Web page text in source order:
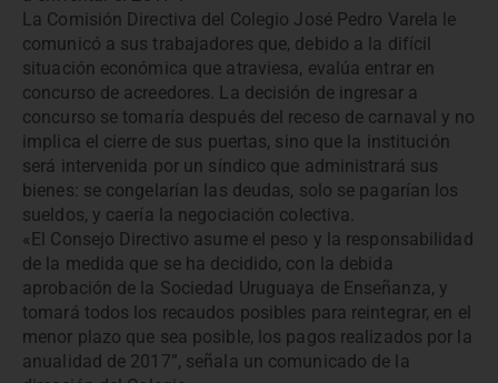
La Comisión Directiva del Colegio José Pedro Varela le
comunicó a sus trabajadores que, debido a la difícil
situación económica que atraviesa, evalúa entrar en
concurso de acreedores. La decisión de ingresar a
concurso se tomaría después del receso de carnaval y no
implica el cierre de sus puertas, sino que la institución
será intervenida por un síndico que administrará sus
bienes: se congelarían las deudas, solo se pagarían los
sueldos, y caería la negociación colectiva.
«El Consejo Directivo asume el peso y la responsabilidad
de la medida que se ha decidido, con la debida
aprobación de la Sociedad Uruguaya de Enseñanza, y
tomará todos los recaudos posibles para reintegrar, en el
menor plazo que sea posible, los pagos realizados por la
anualidad de 2017”, señala un comunicado de la